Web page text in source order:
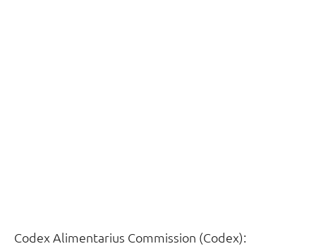
Codex Alimentarius Commission (Codex):